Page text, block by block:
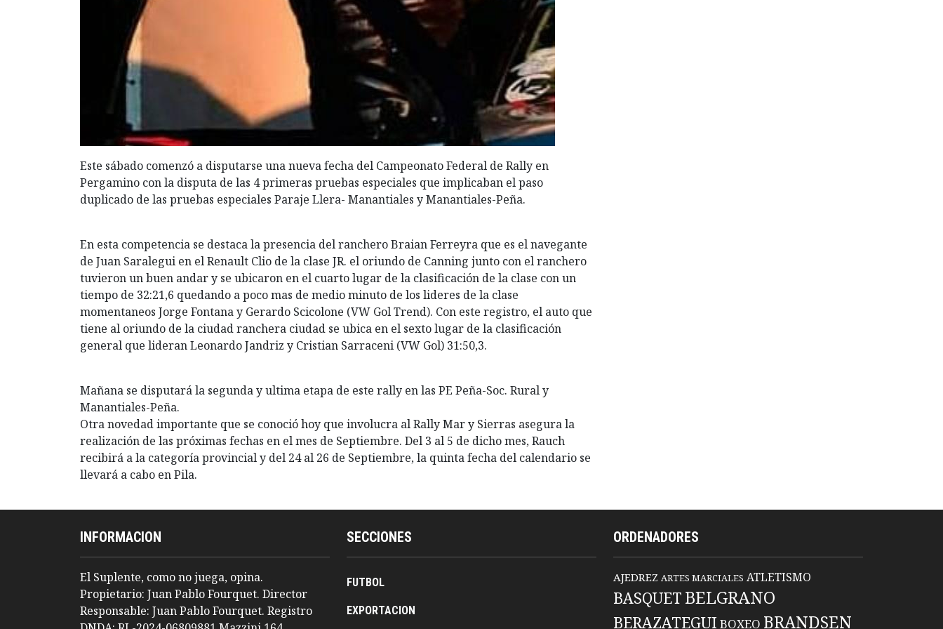
Este sábado comenzó a disputarse una nueva fecha del Campeonato Federal de Rally en
Pergamino con la disputa de las 4 primeras pruebas especiales que implicaban el paso
duplicado de las pruebas especiales Paraje Llera- Manantiales y Manantiales-Peña.
En esta competencia se destaca la presencia del ranchero Braian Ferreyra que es el navegante
de Juan Saralegui en el Renault Clio de la clase JR. el oriundo de Canning junto con el ranchero
tuvieron un buen andar y se ubicaron en el cuarto lugar de la clasificación de la clase con un
tiempo de 32:21,6 quedando a poco mas de medio minuto de los lideres de la clase
momentaneos Jorge Fontana y Gerardo Scicolone (VW Gol Trend). Con este registro, el auto que
tiene al oriundo de la ciudad ranchera ciudad se ubica en el sexto lugar de la clasificación
general que lideran Leonardo Jandriz y Cristian Sarraceni (VW Gol) 31:50,3.
Mañana se disputará la segunda y ultima etapa de este rally en las PE Peña-Soc. Rural y
Manantiales-Peña.
Otra novedad importante que se conoció hoy que involucra al Rally Mar y Sierras asegura la
realización de las próximas fechas en el mes de Septiembre. Del 3 al 5 de dicho mes, Rauch
recibirá a la categoría provincial y del 24 al 26 de Septiembre, la quinta fecha del calendario se
llevará a cabo en Pila.
INFORMACION
El Suplente, como no juega, opina.
Propietario: Juan Pablo Fourquet. Director
Responsable: Juan Pablo Fourquet. Registro
SECCIONES
FUTBOL
EXPORTACION
ORDENADORES
AJEDREZ ARTES MARCIALES ATLETISMO
BASQUET BELGRANO
BERAZATEGUIBOXEO BRANDSEN